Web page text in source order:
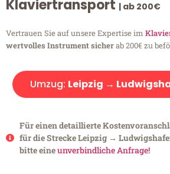
Klaviertransport | ab 200€
Vertrauen Sie auf unsere Expertise im
wertvolles Instrument sicherab 200€ zu
Umzug: Leipzig →
Für einen detaillierte
für die Strecke Leipzig →
bitte eineunverbindliche Anfrage!